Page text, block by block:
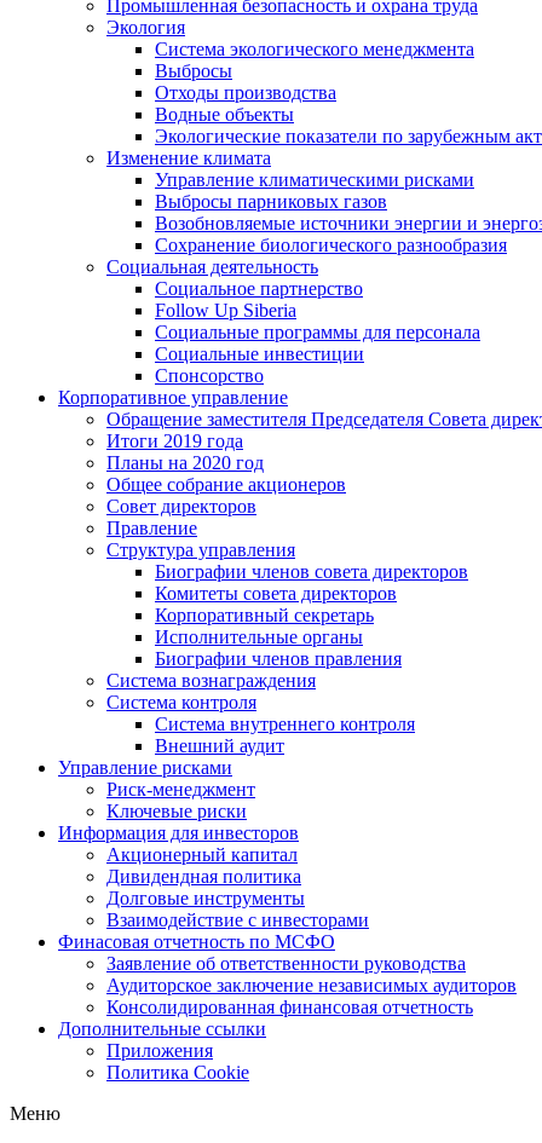
Промышленная безопасность и охрана труда
Экология
Система экологического менеджмента
Выбросы
Отходы производства
Водные объекты
Экологические показатели по зарубежным
Изменение климата
Управление климатическими рисками
Выбросы парниковых газов
Возобновляемые источники энергии и
Сохранение биологического разнообразия
Социальная деятельность
Социальное партнерство
Follow Up Siberia
Социальные программы для персонала
Социальные инвестиции
Спонсорство
Корпоративное управление
Обращение заместителя Председателя Совета
Итоги 2019 года
Планы на 2020 год
Общее собрание акционеров
Совет директоров
Правление
Структура управления
Биографии членов совета директоров
Комитеты совета директоров
Корпоративный секретарь
Исполнительные органы
Биографии членов правления
Система вознаграждения
Система контроля
Система внутреннего контроля
Внешний аудит
Управление рисками
Риск-менеджмент
Ключевые риски
Информация для инвесторов
Акционерный капитал
Дивидендная политика
Долговые инструменты
Взаимодействие с инвеcторами
Финасовая отчетность по МСФО
Заявление об ответственности руководства
Аудиторское заключение независимых аудиторов
Консолидированная финансовая отчетность
Дополнительные ссылки
Приложения
Политика Cookie
Меню